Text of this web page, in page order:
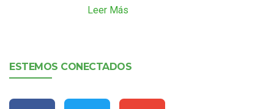
Leer Más
ESTEMOS CONECTADOS